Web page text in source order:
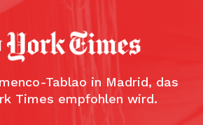
Tablao in Madrid, das
Times empfohlen wird.